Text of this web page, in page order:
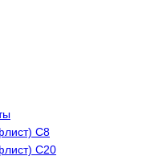
С8
С20